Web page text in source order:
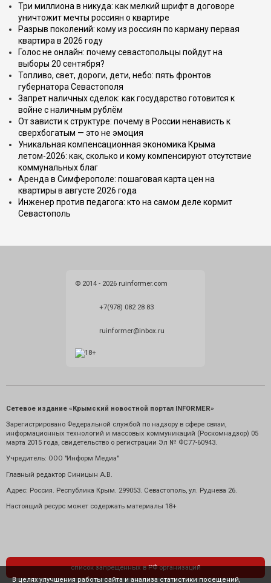
Три миллиона в никуда: как мелкий шрифт в договоре
уничтожит мечты россиян о квартире
Разрыв поколений: кому из россиян по карману первая
квартира в 2026 году
Голос не онлайн: почему севастопольцы пойдут на
выборы 20 сентября?
Топливо, свет, дороги, дети, небо: пять фронтов
губернатора Севастополя
Запрет наличных сделок: как государство готовится к
войне с наличным рублём
От зависти к структуре: почему в России ненависть к
сверхбогатым — это не эмоция
Уникальная компенсационная экономика Крыма
летом-2026: как, сколько и кому компенсируют отсутствие
коммунальных благ
Аренда в Симферополе: пошаговая карта цен на
квартиры в августе 2026 года
Инженер против педагога: кто на самом деле кормит
Севастополь
© 2014 - 2026 ruinformer.com
+7(978) 082 28 83
ruinformer@inbox.ru
Сетевое издание «Крымский новостной портал INFORMER»
Зарегистрировано Федеральной службой по надзору в сфере связи,
информационных технологий и массовых коммуникаций (Роскомнадзор) 05
марта 2015 года, свидетельство о регистрации Эл № ФС77-60943.
Учредитель: ООО "Информ Медиа"
Главный редактор Синицын А.В.
Адрес: Россия. Республика Крым. 299053. Севастополь, ул. Руднева 26.
Настоящий ресурс может содержать материалы 18+
список запрещенных в РФ организаций
В целях улучшения работы сайта и анализа статистики посещений,